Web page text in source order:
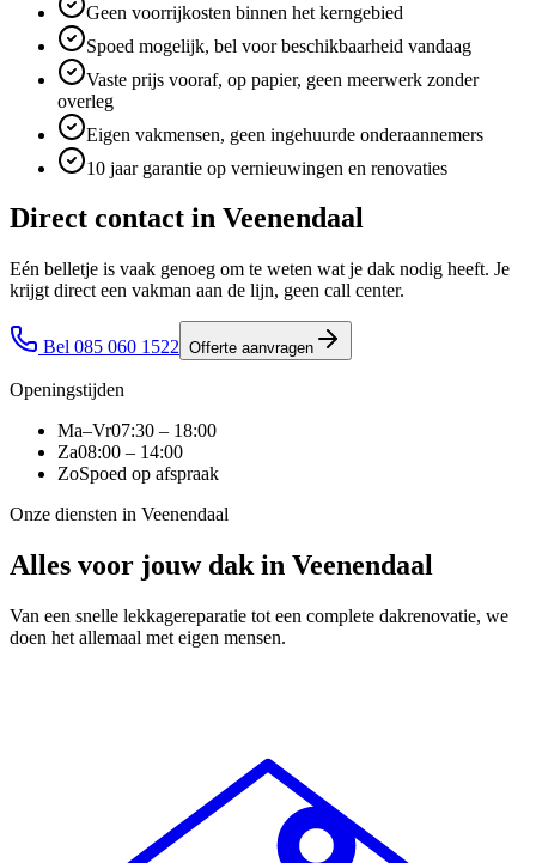
Geen voorrijkosten binnen het kerngebied
Spoed mogelijk, bel voor beschikbaarheid vandaag
Vaste prijs vooraf, op papier, geen meerwerk zonder
overleg
Eigen vakmensen, geen ingehuurde onderaannemers
10 jaar garantie op vernieuwingen en renovaties
Direct contact in Veenendaal
Eén belletje is vaak genoeg om te weten wat je dak nodig heeft. Je
krijgt direct een vakman aan de lijn, geen call center.
Bel 085 060 1522 Offerte aanvragen
Openingstijden
Ma–Vr07:30 – 18:00
Za08:00 – 14:00
ZoSpoed op afspraak
Onze diensten in Veenendaal
Alles voor jouw dak in Veenendaal
Van een snelle lekkagereparatie tot een complete dakrenovatie, we
doen het allemaal met eigen mensen.